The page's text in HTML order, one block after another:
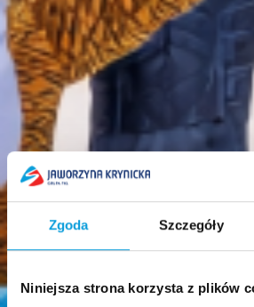
Zgoda Szczegóły
Niniejsza strona korzysta z plików